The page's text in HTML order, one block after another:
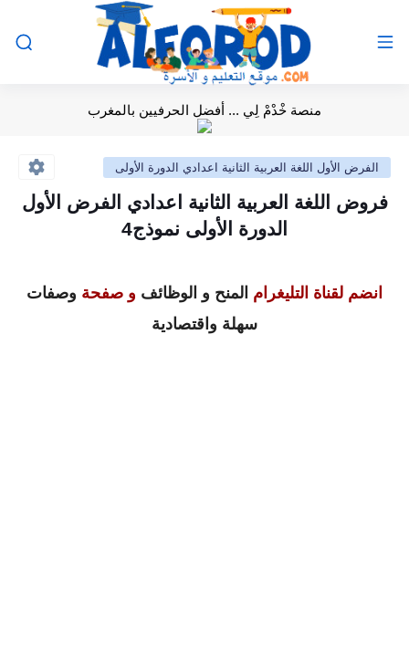
منصة خْدْمْ لِي ... أفضل الحرفيين بالمغرب
الفرض الأول اللغة العربية الثانية اعدادي الدورة الأولى
فروض اللغة العربية الثانية اعدادي الفرض الأول
الدورة الأولى نموذج4
انضم لقناة التليغرام المنح و الوظائف و صفحة وصفات
سهلة واقتصادية